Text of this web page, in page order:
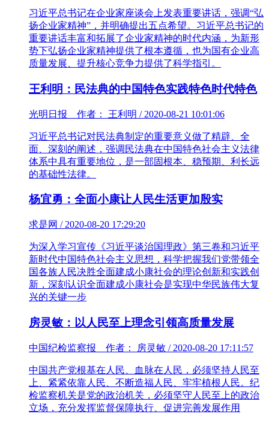
习近平总书记在企业家座谈会上发表重要讲话，强调“弘
扬企业家精神”，并明确提出五点希望。习近平总书记的
重要讲话丰富和拓展了企业家精神的时代内涵，为新形
势下弘扬企业家精神提供了根本遵循，也为国有企业高
质量发展、提升核心竞争力提供了科学指引。
王利明：民法典的中国特色实践特色时代特色
光明日报 作者： 王利明 / 2020-08-21 10:01:06
习近平总书记对民法典制定的重要意义做了精辟、全
面、深刻的阐述，强调民法典在中国特色社会主义法律
体系中具有重要地位，是一部固根本、稳预期、利长远
的基础性法律。
杨宜勇：全面小康让人民生活更加殷实
求是网 / 2020-08-20 17:29:20
为深入学习宣传《习近平谈治国理政》第三卷和习近平
新时代中国特色社会主义思想，科学把握我们党带领全
国各族人民决胜全面建成小康社会的理论创新和实践创
新，深刻认识全面建成小康社会是实现中华民族伟大复
兴的关键一步
房灵敏：以人民至上理念引领高质量发展
中国纪检监察报 作者： 房灵敏 / 2020-08-20 17:11:57
中国共产党根基在人民、血脉在人民，必须坚持人民至
上、紧紧依靠人民、不断造福人民、牢牢植根人民。纪
检监察机关是党的政治机关，必须坚守人民至上的政治
立场，充分发挥监督保障执行、促进完善发展作用